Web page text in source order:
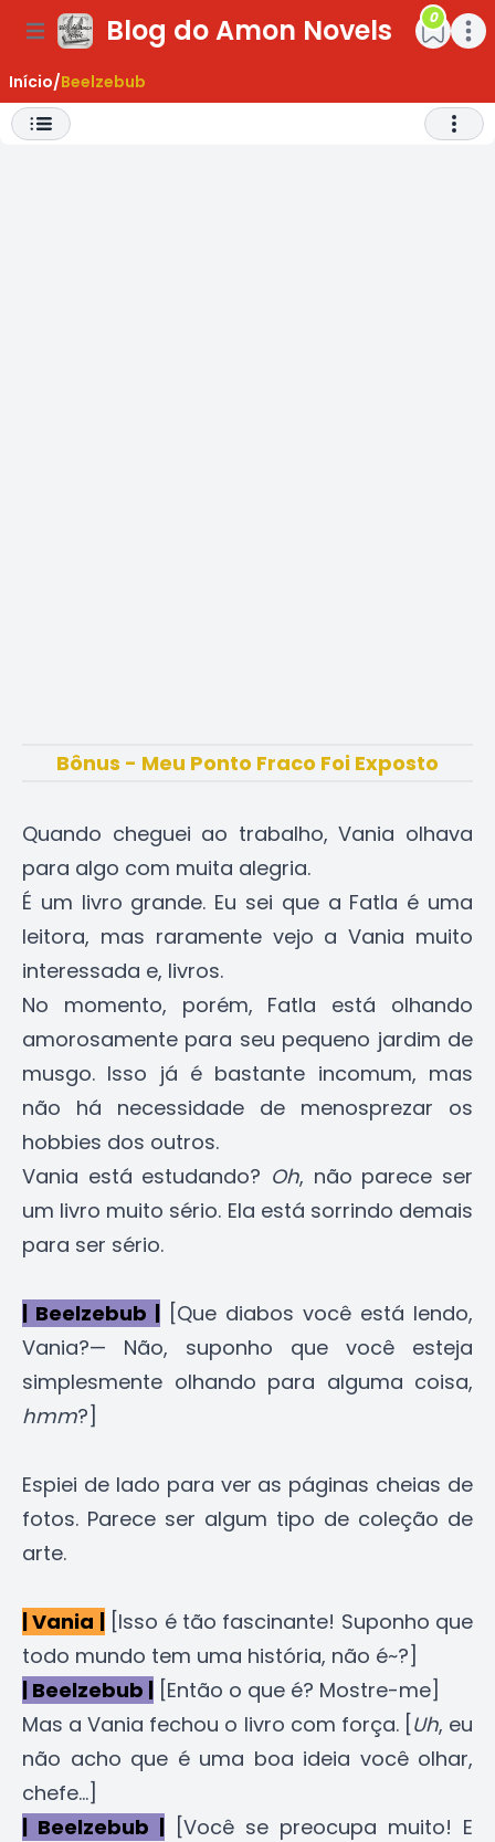
Open main menuBlog do Amon Novels Open
0
Início/Beelzebub
Abrir
Bônus - Meu Ponto Fraco Foi Exposto
Quando cheguei ao trabalho, Vania olhava
para algo com muita alegria.
É um livro grande. Eu sei que a Fatla é uma
leitora, mas raramente vejo a Vania muito
interessada e, livros.
No momento, porém, Fatla está olhando
amorosamente para seu pequeno jardim de
musgo. Isso já é bastante incomum, mas
não há necessidade de menosprezar os
hobbies dos outros.
Vania está estudando? Oh, não parece ser
um livro muito sério. Ela está sorrindo demais
para ser sério.
| Beelzebub | [Que diabos você está lendo,
Vania?— Não, suponho que você esteja
simplesmente olhando para alguma coisa,
hmm?]
Espiei de lado para ver as páginas cheias de
fotos. Parece ser algum tipo de coleção de
arte.
| Vania |[Isso é tão fascinante! Suponho que
todo mundo tem uma história, não é~?]
| Beelzebub | [Então o que é? Mostre-me]
Mas a Vania fechou o livro com força. [Uh, eu
não acho que é uma boa ideia você olhar,
chefe...]
| Beelzebub | [Você se preocupa muito! E
Menu